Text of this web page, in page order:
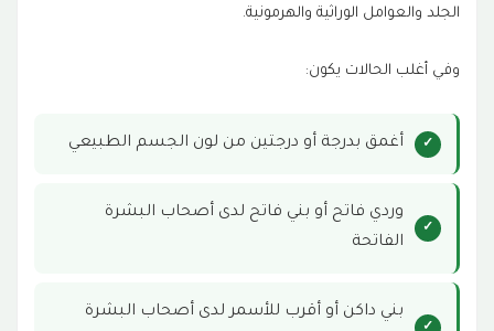
كم جلسة يحتاج تفتيح البكيني؟
10 متى تظهر نتائج تبييض البكيني؟
هل نتائج تفتيح البكيني دائمة؟
13 متى يسمح بالجماع بعد ليزر البكيني؟
الجلد والعوامل الوراثية والهرمونية.
وفي أغلب الحالات يكون:
أغمق بدرجة أو درجتين من لون الجسم الطبيعي
وردي فاتح أو بني فاتح لدى أصحاب البشرة
الفاتحة
بني داكن أو أقرب للأسمر لدى أصحاب البشرة